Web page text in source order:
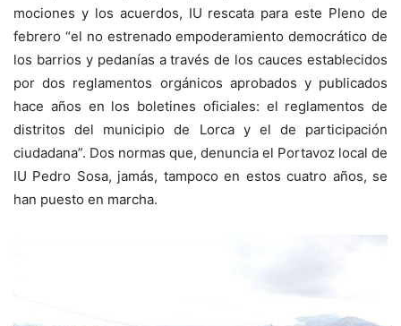
mociones y los acuerdos, IU rescata para este Pleno de
febrero “el no estrenado empoderamiento democrático de
los barrios y pedanías a través de los cauces establecidos
por dos reglamentos orgánicos aprobados y publicados
hace años en los boletines oficiales: el reglamentos de
distritos del municipio de Lorca y el de participación
ciudadana”. Dos normas que, denuncia el Portavoz local de
IU Pedro Sosa, jamás, tampoco en estos cuatro años, se
han puesto en marcha.